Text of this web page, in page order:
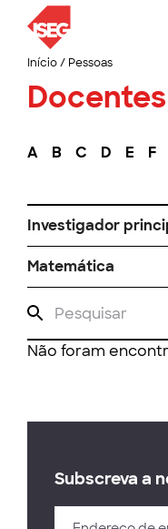
Início/ Pessoas
Docentes
A B C D E F
Investigador
Matemática
Não foram
Subscreva a